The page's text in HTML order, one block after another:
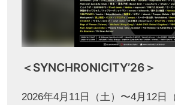
＜SYNCHRONICITY’26＞
2026年4月11日（土）〜4月12日（